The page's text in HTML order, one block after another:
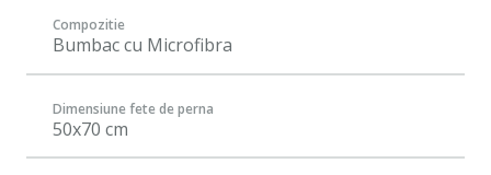
Compozitie
Bumbac cu Microfibra
Dimensiune fete de perna
50x70 cm